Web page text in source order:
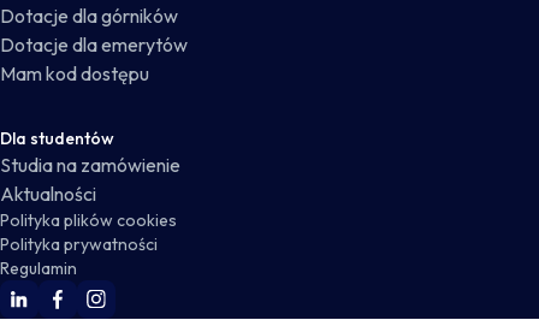
Dotacje dla górników
Dotacje dla emerytów
Mam kod dostępu
Dla studentów
Studia na zamówienie
Aktualności
Polityka plików cookies
Polityka prywatności
Regulamin
WSKZ Linkedin
WSKZ Facebook
WSKZ Instagram